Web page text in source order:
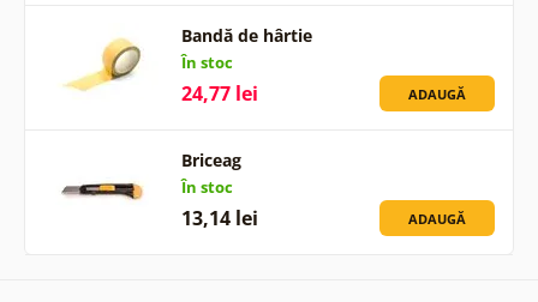
Bandă de hârtie
În stoc
24,77 lei ADAUGĂ
Briceag
În stoc
13,14 lei ADAUGĂ